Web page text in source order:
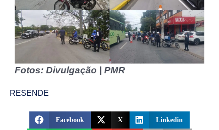
Fotos: Divulgação | PMR
RESENDE
Facebook X Linkedin